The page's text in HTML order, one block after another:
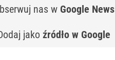
nas w Google News
jako źródło w Google